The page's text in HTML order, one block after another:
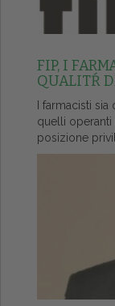
FIP, I
QUALITŔ
I farmacisti
quelli operanti
posizione